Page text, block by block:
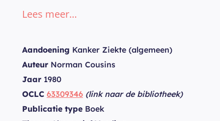
Lees meer…
Aandoening Kanker Ziekte (algemeen)
Auteur Norman Cousins
Jaar 1980
OCLC 63309346 (link naar de bibliotheek)
Publicatie type Boek